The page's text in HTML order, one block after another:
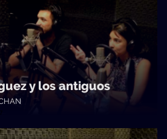
y los antiguos